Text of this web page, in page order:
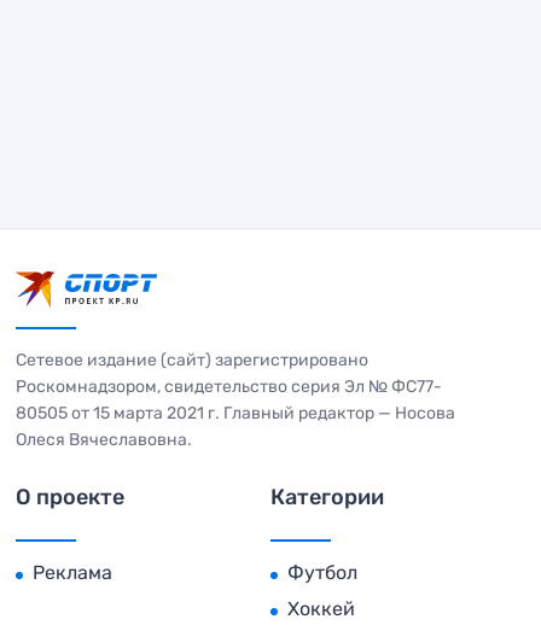
Сетевое издание (сайт) зарегистрировано
Роскомнадзором, свидетельство серия Эл № ФС77-
80505 от 15 марта 2021 г. Главный редактор — Носова
Олеся Вячеславовна.
О проекте
Реклама
Категории
Футбол
Хоккей